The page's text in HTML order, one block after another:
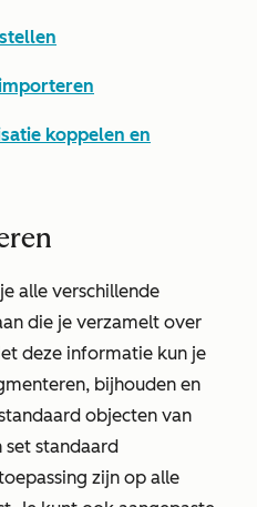
koppelen en
alle verschillende
die je verzamelt over
deze informatie kun je
bijhouden en
objecten van
set standaard
zijn op alle